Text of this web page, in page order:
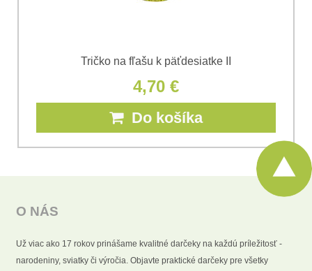
Tričko na fľašu k päťdesiatke II
4,70 €
Do košíka
O NÁS
Už viac ako 17 rokov prinášame kvalitné darčeky na každú príležitosť -
narodeniny, sviatky či výročia. Objavte praktické darčeky pre všetky